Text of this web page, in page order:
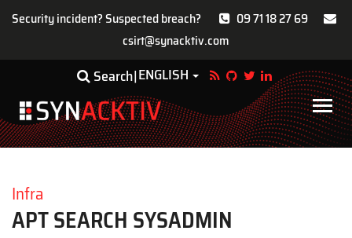
Security incident? Suspected breach?
09 71 18 27 69
csirt@synacktiv.com
main
content
Search ENGLISH Toggle Dropdown
Main
Infra
APT SEARCH SYSADMIN